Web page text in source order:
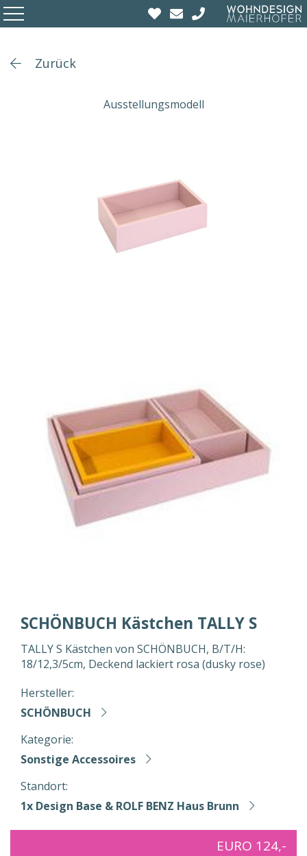
Zurück
Ausstellungsmodell
SCHÖNBUCH Kästchen TALLY S
TALLY S Kästchen von SCHÖNBUCH, B/T/H:
18/12,3/5cm, Deckend lackiert rosa (dusky rose)
Hersteller:
SCHÖNBUCH
Kategorie:
Sonstige Accessoires
Standort:
1x Design Base & ROLF BENZ Haus Brunn
EURO 124,-